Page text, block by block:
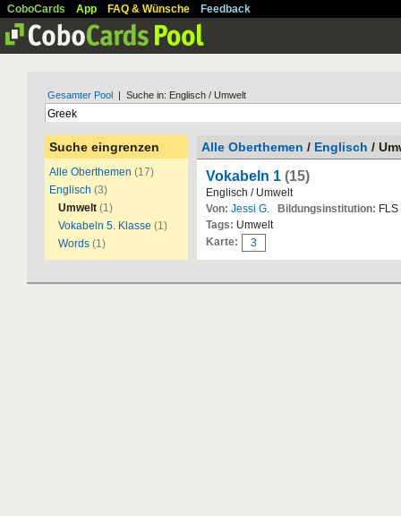
CoboCards App FAQ & Wünsche Feedback
Gesamter Pool | Suche in: Englisch / Umwelt
Suche eingrenzen
Alle Oberthemen (17)
Englisch (3)
Umwelt (1)
Vokabeln 5. Klasse (1)
Words (1)
Alle Oberthemen / Englisch /
Vokabeln 1 (15)
Englisch / Umwelt
Von: Jessi G. Bildungsinstitution: FLS
Tags: Umwelt
Karte:
3